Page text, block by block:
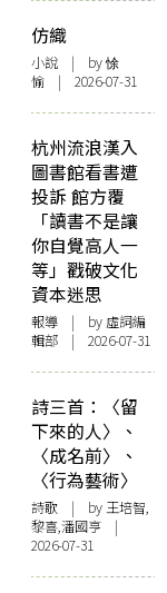
仿織
小說 | by 悇
愉 | 2026-07-31
杭州流浪漢入
圖書館看書遭
投訴 館方覆
「讀書不是讓
你自覺高人一
等」戳破文化
資本迷思
報導 | by 虛詞編
輯部 | 2026-07-31
詩三首：〈留
下來的人〉、
〈成名前〉、
〈行為藝術〉
詩歌 | by 王培智,
黎喜,潘國亨 |
2026-07-31